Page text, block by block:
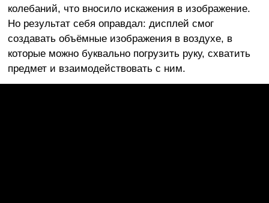
колебаний, что вносило искажения в изображение.
Но результат себя оправдал: дисплей смог
создавать объёмные изображения в воздухе, в
которые можно буквально погрузить руку, схватить
предмет и взаимодействовать с ним.